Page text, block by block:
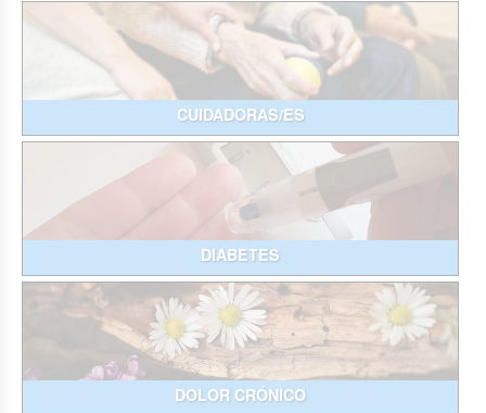
CUIDADORAS/ES
DIABETES
DOLOR CRÓNICO